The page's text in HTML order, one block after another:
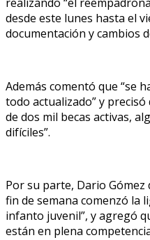
desde este lunes hasta el
documentación y cambios
Además comentó que “se
todo actualizado” y
de dos mil becas activas,
difíciles”.
Por su parte, Dario
fin de semana comenzó la
infanto juvenil”, y agregó
están en plena